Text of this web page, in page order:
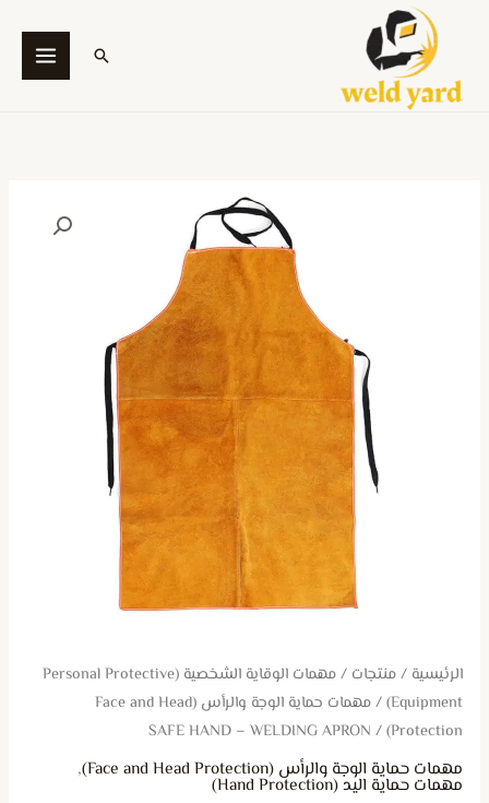
المحتوى
البحث
الرئيسية /منتجات /
مهمات الوقاية الشخصية (Personal Protective
Equipment)
/
مهمات حماية الوجة والرأس (Face and Head
Protection)
/ SAFE HAND – WELDING APRON
مهمات حماية الوجة والرأس (Face and Head Protection) ,
مهمات حماية اليد (Hand Protection)